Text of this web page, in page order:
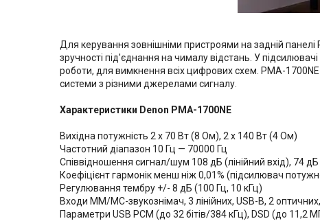
Для керування зовнішніми пристроями на задній панелі
зручності під'єднання на чималу відстань. У
роботи, для вимкнення всіх цифрових схем. PMA-
системи з різними джерелами сигналу.
Характеристики Denon PMA-1700NE
Вихідна потужність 2 х 70 Вт (8 Ом), 2 х 140 Вт (4 Ом)
Частотний діапазон 10 Гц — 70000 Гц
Співвідношення сигнал/шум 108 дБ (лінійний вхід), 74
Коефіцієнт гармонік менш ніж 0,01% (підсилювач
Регулювання тембру +/- 8 дБ (100 Гц, 10 кГц)
Входи MM/MC-звукознімач, 3 лінійних, USB-B, 2
Параметри USB PCM (до 32 бітів/384 кГц), DSD (до 11,2